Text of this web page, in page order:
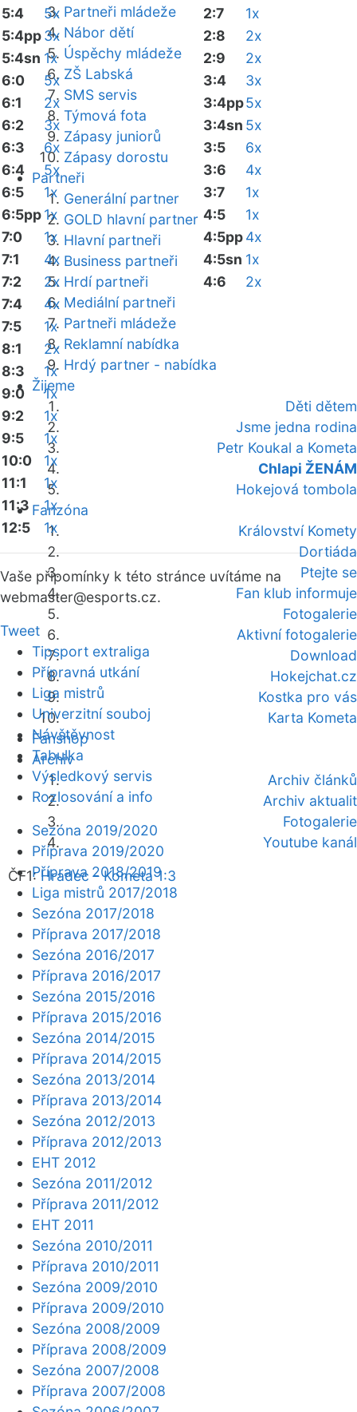
Partneři mládeže
Nábor dětí
Úspěchy mládeže
ZŠ Labská
SMS servis
Týmová fota
Zápasy juniorů
Zápasy dorostu
Partneři
Generální partner
GOLD hlavní partner
Hlavní partneři
Business partneři
Hrdí partneři
Mediální partneři
Partneři mládeže
Reklamní nabídka
Hrdý partner - nabídka
Žijeme
Děti dětem
Jsme jedna rodina
Petr Koukal a Kometa
Chlapi ŽENÁM
Hokejová tombola
Fanzóna
Království Komety
Dortiáda
Ptejte se
Fan klub informuje
Fotogalerie
Aktivní fotogalerie
Download
Hokejchat.cz
Kostka pro vás
Karta Kometa
Fanshop
Archiv
Archiv článků
Archiv aktualit
Fotogalerie
Youtube kanál
ČF1:Hradec - Kometa 1:3
5:4
5x
5:4pp3x
5:4sn 1x
6:0
5x
6:1
2x
6:2
3x
6:3
6x
6:4
5x
6:5
1x
6:5pp1x
7:0
1x
7:1
4x
7:2
2x
7:4
4x
7:5
1x
8:1
2x
8:3
1x
9:0
1x
9:2
1x
9:5
1x
10:0
1x
11:1
1x
11:3
1x
12:5
1x
2:7
1x
2:8
2x
2:9
2x
3:4
3x
3:4pp5x
3:4sn 5x
3:5
6x
3:6
4x
3:7
1x
4:5
1x
4:5pp4x
4:5sn 1x
4:6
2x
Vaše připomínky k této stránce uvítáme na
webmaster@esports.cz.
Tweet
Tipsport extraliga
Přípravná utkání
Liga mistrů
Univerzitní souboj
Návštěvnost
Tabulka
Výsledkový servis
Rozlosování a info
Sezóna 2019/2020
Příprava 2019/2020
Příprava 2018/2019
Liga mistrů 2017/2018
Sezóna 2017/2018
Příprava 2017/2018
Sezóna 2016/2017
Příprava 2016/2017
Sezóna 2015/2016
Příprava 2015/2016
Sezóna 2014/2015
Příprava 2014/2015
Sezóna 2013/2014
Příprava 2013/2014
Sezóna 2012/2013
Příprava 2012/2013
EHT 2012
Sezóna 2011/2012
Příprava 2011/2012
EHT 2011
Sezóna 2010/2011
Příprava 2010/2011
Sezóna 2009/2010
Příprava 2009/2010
Sezóna 2008/2009
Příprava 2008/2009
Sezóna 2007/2008
Příprava 2007/2008